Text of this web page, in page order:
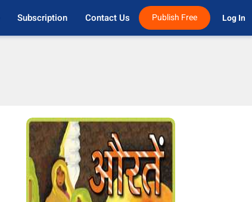
Subscription Contact Us Publish Free Log In